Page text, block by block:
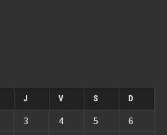
J V S D
3 4 5
6